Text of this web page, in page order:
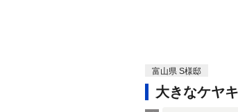
富山県 S様邸
大きなケヤ